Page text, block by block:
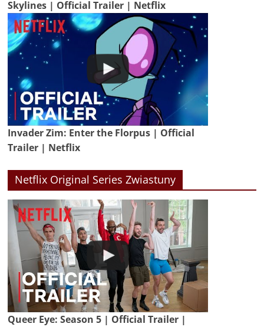
Skylines | Official Trailer | Netflix
Invader Zim: Enter the Florpus | Official
Trailer | Netflix
Netflix Original Series Zwiastuny
Queer Eye: Season 5 | Official Trailer |